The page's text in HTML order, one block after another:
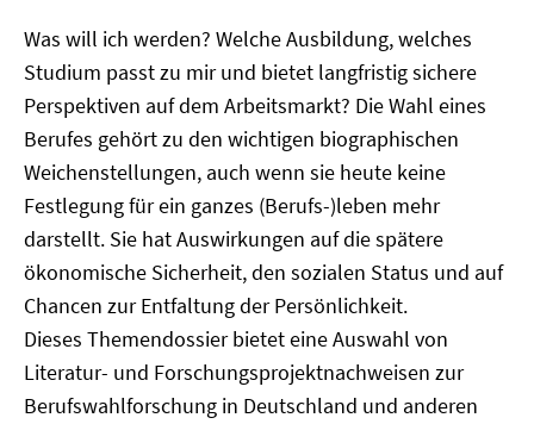
Was will ich werden? Welche Ausbildung, welches
Studium passt zu mir und bietet langfristig sichere
Perspektiven auf dem Arbeitsmarkt? Die Wahl eines
Berufes gehört zu den wichtigen biographischen
Weichenstellungen, auch wenn sie heute keine
Festlegung für ein ganzes (Berufs-)leben mehr
darstellt. Sie hat Auswirkungen auf die spätere
ökonomische Sicherheit, den sozialen Status und auf
Chancen zur Entfaltung der Persönlichkeit.
Dieses Themendossier bietet eine Auswahl von
Literatur- und Forschungsprojektnachweisen zur
Berufswahlforschung in Deutschland und anderen